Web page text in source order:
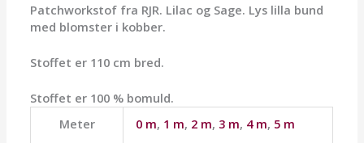
Patchworkstof fra RJR. Lilac og Sage. Lys lilla bund
med blomster i kobber.
Stoffet er 110 cm bred.
Stoffet er 100 % bomuld.
Meter
0 m, 1 m, 2 m, 3 m, 4 m, 5 m